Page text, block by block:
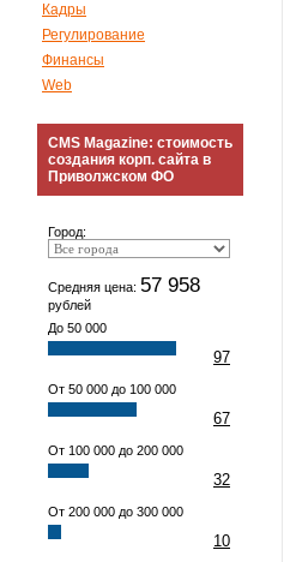
Кадры
Регулирование
Финансы
Web
CMS Magazine: стоимость
создания корп. сайта в
Приволжском ФО
Город:
Средняя цена: 57 958
рублей
До 50 000
97
От 50 000 до 100 000
67
От 100 000 до 200 000
32
От 200 000 до 300 000
10